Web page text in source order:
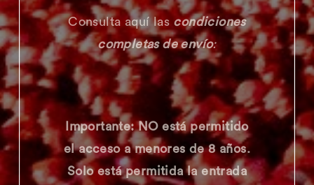
Consulta aquí las condiciones
completas de envío:
Importante: NO está permitido
el acceso a menores de 8 años.
Solo está permitida la entrada